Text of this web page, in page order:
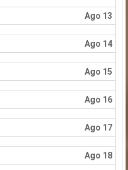
Ago 13
Ago 14
Ago 15
Ago 16
Ago 17
Ago 18